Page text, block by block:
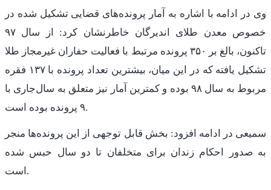
وی در ادامه با اشاره به آمار پرونده‌های قضایی تشکیل شده در
خصوص معدن طلای اندیرگان خاطرنشان کرد: از سال ۹۷
تاکنون، بالغ بر ۳۵۰ پرونده مرتبط با فعالیت حفاران غیرمجاز طلا
تشکیل یافته که در این میان، بیشترین تعداد پرونده با ۱۳۷ فقره
مربوط به سال ۹۸ بوده و کمترین آمار نیز متعلق به سال‌جاری با
۹ پرونده بوده است.
سمیعی در ادامه افزود: بخش قابل توجهی از این پرونده‌ها منجر
به صدور احکام زندان برای متخلفان تا دو سال حبس شده
است.